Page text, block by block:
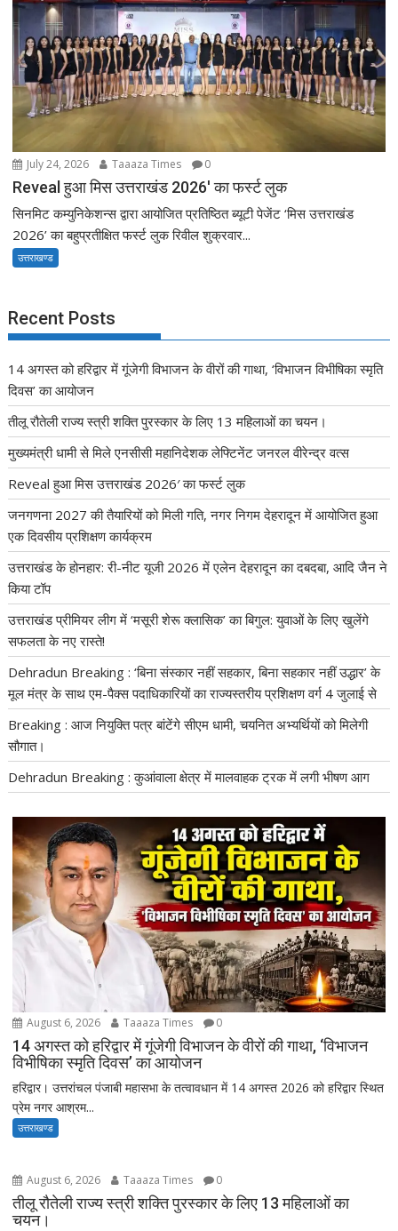
July 24, 2026 Taaaza Times 0
Reveal हुआ मिस उत्तराखंड 2026′ का फर्स्ट लुक
सिनमिट कम्युनिकेशन्स द्वारा आयोजित प्रतिष्ठित ब्यूटी पेजेंट ‘मिस उत्तराखंड
2026’ का बहुप्रतीक्षित फर्स्ट लुक रिवील शुक्रवार...
उत्तराखण्ड
Recent Posts
14 अगस्त को हरिद्वार में गूंजेगी विभाजन के वीरों की गाथा, ‘विभाजन विभीषिका स्मृति
दिवस’ का आयोजन
तीलू रौतेली राज्य स्त्री शक्ति पुरस्कार के लिए 13 महिलाओं का चयन।
मुख्यमंत्री धामी से मिले एनसीसी महानिदेशक लेफ्टिनेंट जनरल वीरेन्द्र वत्स
Reveal हुआ मिस उत्तराखंड 2026′ का फर्स्ट लुक
जनगणना 2027 की तैयारियों को मिली गति, नगर निगम देहरादून में आयोजित हुआ
एक दिवसीय प्रशिक्षण कार्यक्रम
उत्तराखंड के होनहार: री-नीट यूजी 2026 में एलेन देहरादून का दबदबा, आदि जैन ने
किया टॉप
उत्तराखंड प्रीमियर लीग में ‘मसूरी शेरू क्लासिक’ का बिगुल: युवाओं के लिए खुलेंगे
सफलता के नए रास्ते!
Dehradun Breaking : ‘बिना संस्कार नहीं सहकार, बिना सहकार नहीं उद्धार’ के
मूल मंत्र के साथ एम-पैक्स पदाधिकारियों का राज्यस्तरीय प्रशिक्षण वर्ग 4 जुलाई से
Breaking : आज नियुक्ति पत्र बांटेंगे सीएम धामी, चयनित अभ्यर्थियों को मिलेगी
सौगात।
Dehradun Breaking : कुआंवाला क्षेत्र में मालवाहक ट्रक में लगी भीषण आग
August 6, 2026 Taaaza Times 0
14 अगस्त को हरिद्वार में गूंजेगी विभाजन के वीरों की गाथा, ‘विभाजन
विभीषिका स्मृति दिवस’ का आयोजन
हरिद्वार। उत्तरांचल पंजाबी महासभा के तत्वावधान में 14 अगस्त 2026 को हरिद्वार स्थित
प्रेम नगर आश्रम...
उत्तराखण्ड
August 6, 2026 Taaaza Times 0
तीलू रौतेली राज्य स्त्री शक्ति पुरस्कार के लिए 13 महिलाओं का
चयन।